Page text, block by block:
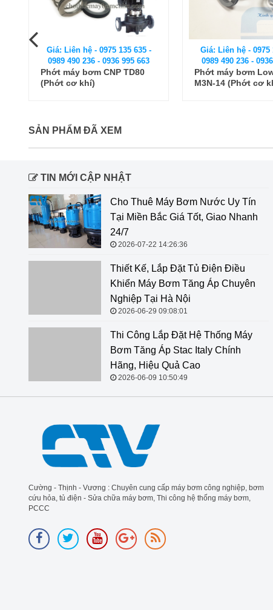
Giá: Liên hệ - 0975 135 635 -
0989 490 236 - 0936 995 663
Phớt máy bơm CNP TD80
(Phớt cơ khí)
Giá: Liên hệ - 0975
0989 490 236 -
Phớt máy bơm
M3N-14 (Phớt cơ
SẢN PHẨM ĐÃ XEM
TIN MỚI CẬP NHẬT
Cho Thuê Máy Bơm Nước Uy Tín
Tại Miền Bắc Giá Tốt, Giao Nhanh
24/7
2026-07-22 14:26:36
Thiết Kế, Lắp Đặt Tủ Điện Điều Khiển Máy Bơm Tăng
Áp Chuyên Nghiệp Tại Hà Nội
Thi Công Lắp Đặt Hệ Thống Máy Bơm Tăng Áp Stac
Italy Chính Hãng, Hiệu Quả Cao
Cường - Thịnh - Vương : Chuyên cung cấp máy bơm công nghiệp, bơm
cứu hỏa, tủ điện - Sửa chữa máy bơm, Thi công hệ thống máy bơm,
PCCC